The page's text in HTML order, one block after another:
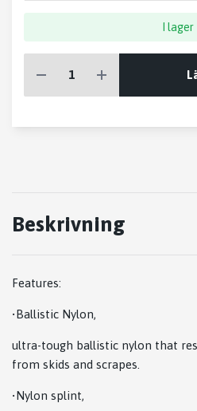
I lager
Beskrivning
Features:
•Ballistic Nylon,
ultra-tough ballistic nylon that
from skids and scrapes.
•Nylon splint,